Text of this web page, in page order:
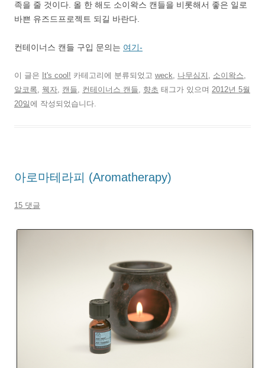
족을 줄 것이다. 올 한 해도 소이왁스 캔들을 비롯해서 좋은 일로
바쁜 유즈드프로젝트 되길 바란다.
컨테이너스 캔들 구입 문의는 여기-
이 글은 It's cool! 카테고리에 분류되었고 weck, 나무심지 , 소이왁스,
알코록, 웩자, 캔들, 컨테이너스 캔들, 향초 태그가 있으며 2012년 5월
20일에 작성되었습니다.
아로마테라피 (Aromatherapy)
15 댓글